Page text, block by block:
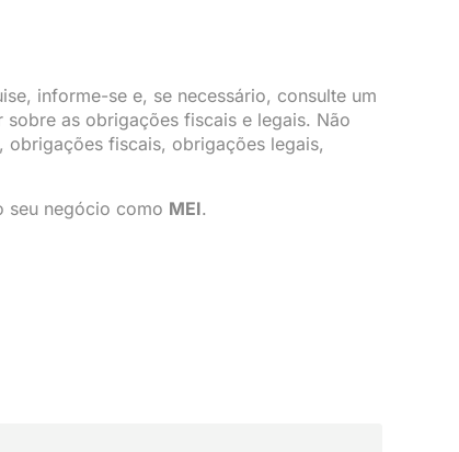
informe-se e, se necessário, consulte um
as obrigações fiscais e legais. Não
obrigações fiscais, obrigações legais,
seu negócio como MEI.